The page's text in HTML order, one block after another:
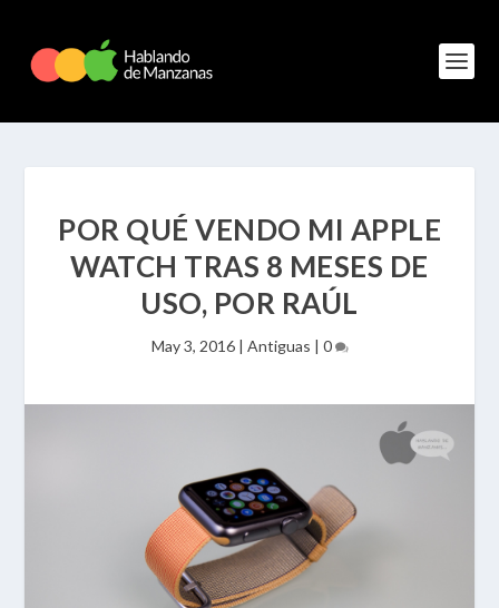
POR QUÉ VENDO MI APPLE
WATCH TRAS 8 MESES DE
USO, POR RAÚL
May 3, 2016| Antiguas | 0